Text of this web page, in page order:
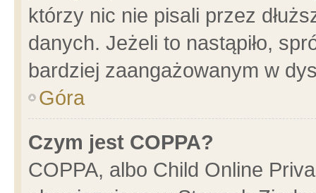
którzy nic nie pisali przez
danych. Jeżeli to nastąpiło,
bardziej zaangażowanym w
Góra
Czym jest COPPA?
COPPA, albo Child Online